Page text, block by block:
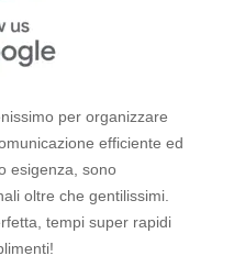
per organizzare
efficiente ed
esigenza, sono
oltre che gentilissimi.
tempi super rapidi